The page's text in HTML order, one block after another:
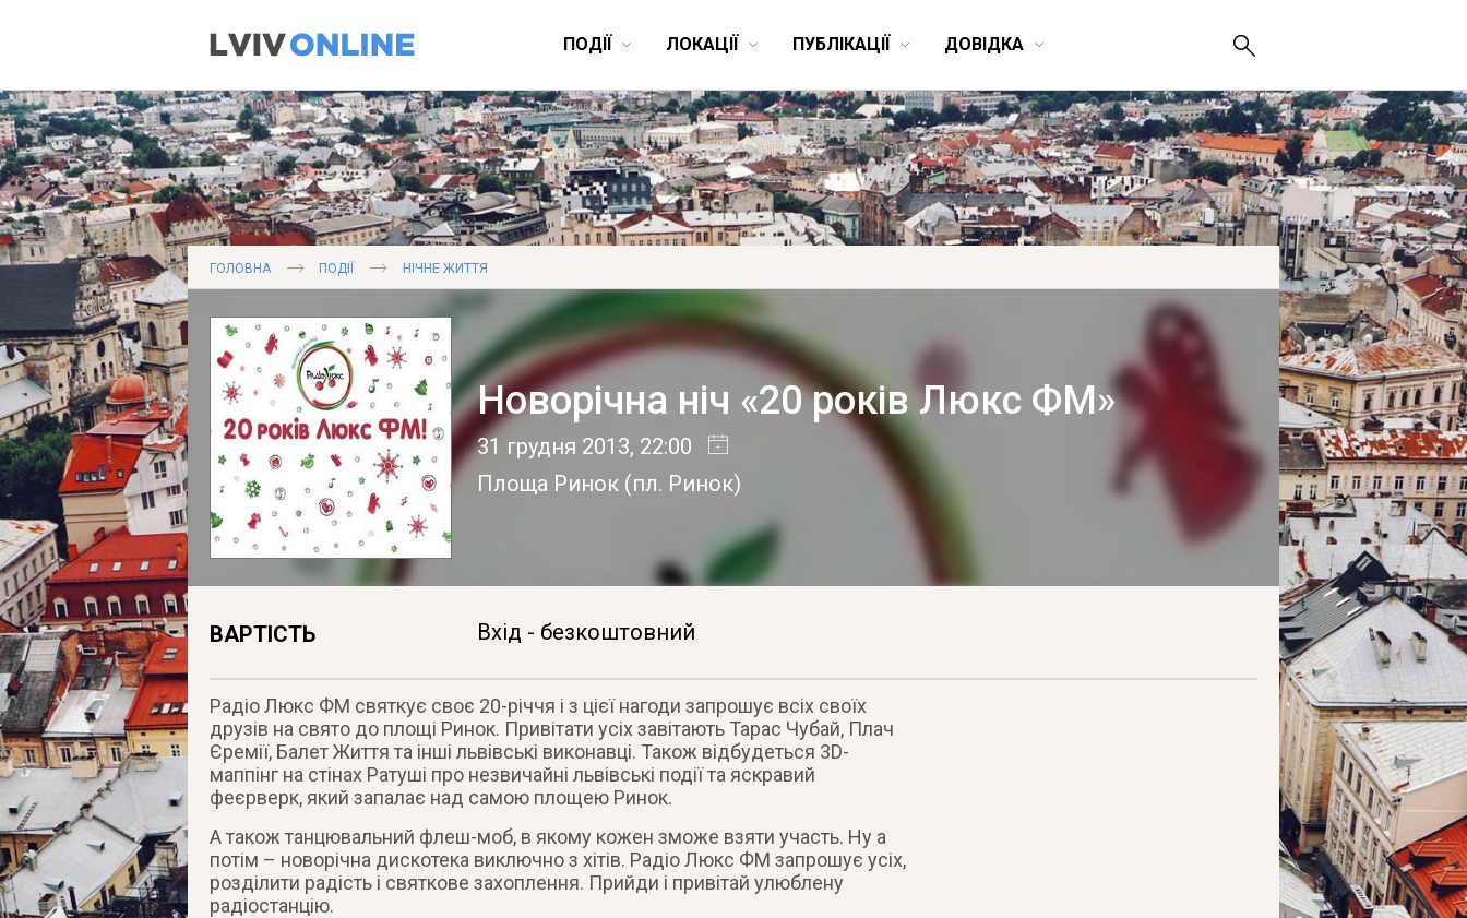
ПОДІЇ ЛОКАЦІЇ ПУБЛІКАЦІЇ ДОВІДКА
ГОЛОВНА ПОДІЇ НІЧНЕ ЖИТТЯ
Новорічна ніч «20 років Люкс ФМ»
31 грудня 2013, 22:00
Площа Ринок (пл. Ринок)
ВАРТІСТЬ Вхід - безкоштовний
Радіо Люкс ФМ святкує своє 20-річчя і з цієї нагоди запрошує всіх своїх
друзів на свято до площі Ринок. Привітати усіх завітають Тарас Чубай, Плач
Єремії, Балет Життя та інші львівські виконавці. Також відбудеться 3D-
маппінг на стінах Ратуші про незвичайні львівські події та яскравий
феєрверк, який запалає над самою площею Ринок.
А також танцювальний флеш-моб, в якому кожен зможе взяти участь. Ну а
потім – новорічна дискотека виключно з хітів. Радіо Люкс ФМ запрошує усіх,
розділити радість і святкове захоплення. Прийди і привітай улюблену
радіостанцію.